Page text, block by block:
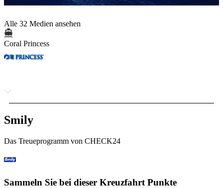
Alle 32 Medien ansehen
Coral Princess
Smily
Das Treueprogramm von CHECK24
Sammeln Sie bei dieser Kreuzfahrt Punkte